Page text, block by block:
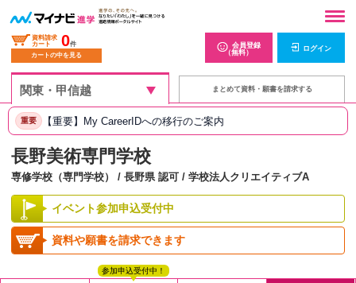
資料請求
カート
0件
カートの中を見る
会員登録
（無料）
ログイン
まとめて資料・願書を請求する
重要 【重要】My CareerIDへの移行のご案内
長野美術専門学校
専修学校（専門学校） / 長野県 認可 / 学校法人クリエイティブA
イベント参加申込受付中
資料や願書を請求できます
参加申込受付中！